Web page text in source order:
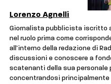
Lorenzo Agnelli
Giornalista pubblicista iscritto
nel ruolo prima come
all’interno della redazione di
discussioni e conoscere a
scatenanti della sua personale
concentrandosi